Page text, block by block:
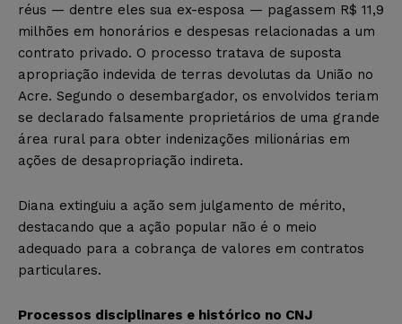
réus — dentre eles sua ex-esposa — pagassem R$ 11,9
milhões em honorários e despesas relacionadas a um
contrato privado. O processo tratava de suposta
apropriação indevida de terras devolutas da União no
Acre. Segundo o desembargador, os envolvidos teriam
se declarado falsamente proprietários de uma grande
área rural para obter indenizações milionárias em
ações de desapropriação indireta.
Diana extinguiu a ação sem julgamento de mérito,
destacando que a ação popular não é o meio
adequado para a cobrança de valores em contratos
particulares.
Processos disciplinares e histórico no CNJ